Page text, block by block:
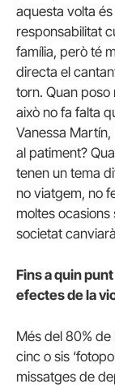
aquesta volta
responsabilitat
família, però té
directa el
torn. Quan
això no fa falta
Vanessa Martín,
al patiment?
tenen un tema
no viatgem, no
moltes
societat
Fins a quin
efectes de la
Més del 80%
cinc o sis
missatges de